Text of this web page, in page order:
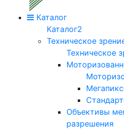
Каталог
Каталог2
Техническое
Техническое
Объективы
разрешения